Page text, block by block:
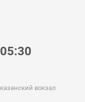
05:30
казанский вокзал